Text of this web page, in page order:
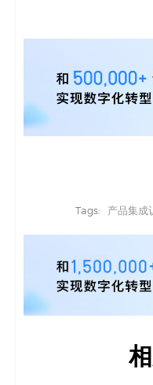
Tags: 产品集成